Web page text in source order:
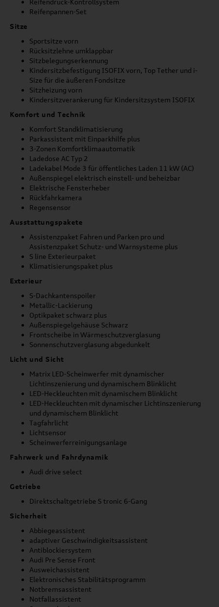
Reifendruck-Kontrollsystem
Reifenpannen-Set
Sitze
Sportsitze vorn
Rücksitzlehne umklappbar
Sitzbelegungserkennung
Kindersitzbefestigung ISOFIX vorn, Top Tether und i-
Size für die äußeren Fondsitze
Sitzheizung vorn
Kindersitzverankerung für Kindersitzsystem ISOFIX
Komfort und Technik
Komfort Standklimatisierung
Parkassistent mit Einparkhilfe plus
3-Zonen Komfortklimaautomatik
Ladedose AC Typ 2
Ladekabel Mode 3 für öffentliches Laden 11 kW (AC)
Außenspiegel elektrisch einstell- und beheizbar
Elektrische Fensterheber
Rückfahrkamera
Regensensor
Ausstattungspakete
Assistenzpaket Fahren und Parken pro und
Assistenzpaket Schutz- und Warnsysteme plus
S line Exterieurpaket
Klimatisierungspaket plus
Exterieur
S-Dachkantenspoiler
Metallic-Lackierung
Optikpaket schwarz plus
Außenspiegelgehäuse Schwarz
Frontscheibe in Wärmeschutzverglasung
Sonnenschutzverglasung abgedunkelt
Licht und Sicht
Matrix LED-Scheinwerfer mit dynamischer
Lichtinszenierung und dynamischem Blinklicht
LED-Heckleuchten mit dynamischem Blinklicht
LED-Heckleuchten mit dynamischer Lichtinszenierung
und dynamischem Blinklicht
Tagfahrlicht
Lichtsensor
Scheinwerferreinigungsanlage
Fahrwerk und Fahrdynamik
Audi drive select
Getriebe
Direktschaltgetriebe S tronic 6-Gang
Sicherheit
Abbiegeassistent
adaptiver Geschwindigkeitsassistent
Antiblockiersystem
Audi Pre Sense Front
Ausweichassistent
Elektronisches Stabilitätsprogramm
Notbremsassistent
Notfallassistent